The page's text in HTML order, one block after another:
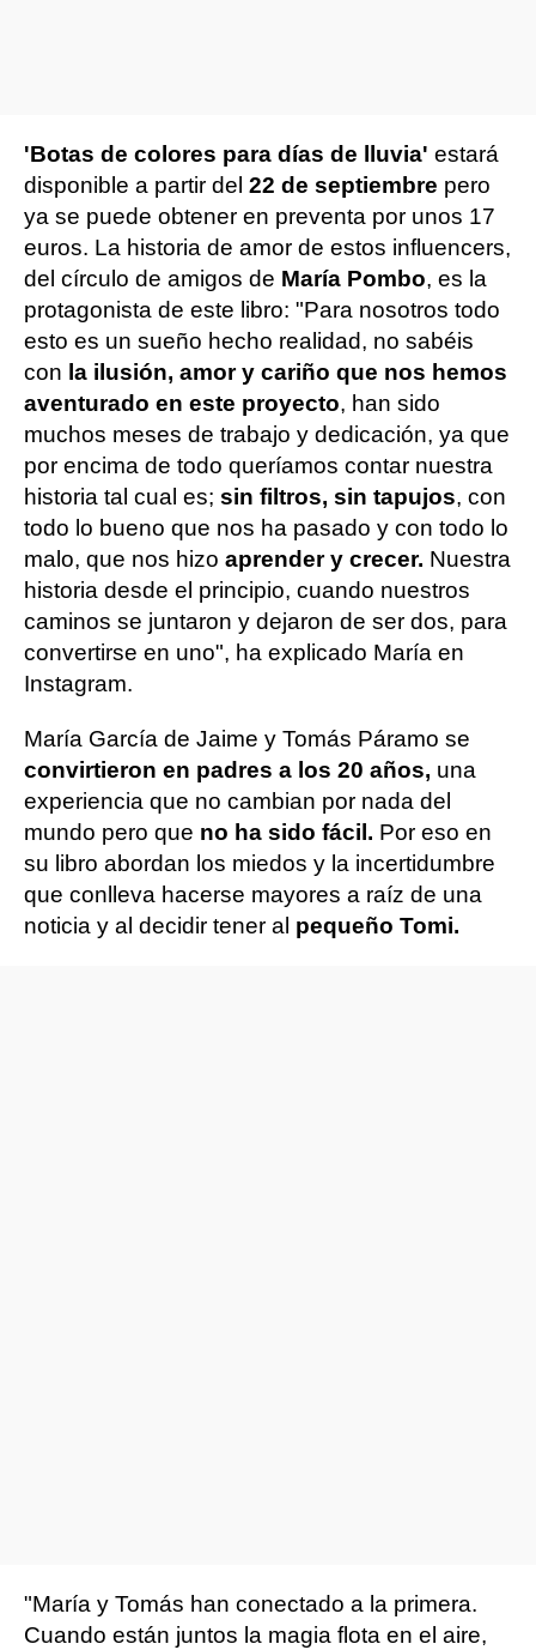
'Botas de colores para días de lluvia' estará
disponible a partir del 22 de septiembre pero
ya se puede obtener en preventa por unos 17
euros. La historia de amor de estos influencers,
del círculo de amigos de María Pombo, es la
protagonista de este libro: "Para nosotros todo
esto es un sueño hecho realidad, no sabéis
con la ilusión, amor y cariño que nos hemos
aventurado en este proyecto, han sido
muchos meses de trabajo y dedicación, ya que
por encima de todo queríamos contar nuestra
historia tal cual es; sin filtros, sin tapujos, con
todo lo bueno que nos ha pasado y con todo lo
malo, que nos hizo aprender y crecer. Nuestra
historia desde el principio, cuando nuestros
caminos se juntaron y dejaron de ser dos, para
convertirse en uno", ha explicado María en
Instagram.
María García de Jaime y Tomás Páramo se
convirtieron en padres a los 20 años, una
experiencia que no cambian por nada del
mundo pero que no ha sido fácil. Por eso en
su libro abordan los miedos y la incertidumbre
que conlleva hacerse mayores a raíz de una
noticia y al decidir tener al pequeño Tomi.
"María y Tomás han conectado a la primera.
Cuando están juntos la magia flota en el aire,